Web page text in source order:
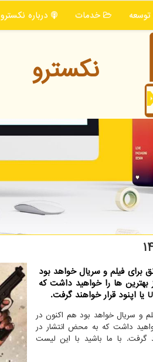
توسعه خدمات درباره نكسترو
نكسترو
پر رونق برای فیلم و سریال خواهد بود
ها را خواهید داشت كه
فیلم و سریال خواهد بود هم اکنون در
داشت که به محض انتشار در
گرفت. با ما باشید با این لیست